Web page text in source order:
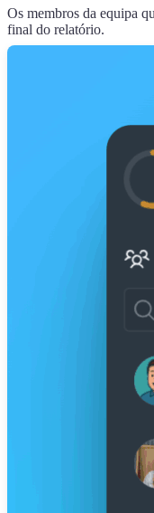
Os membros da equipa
final do relatório.